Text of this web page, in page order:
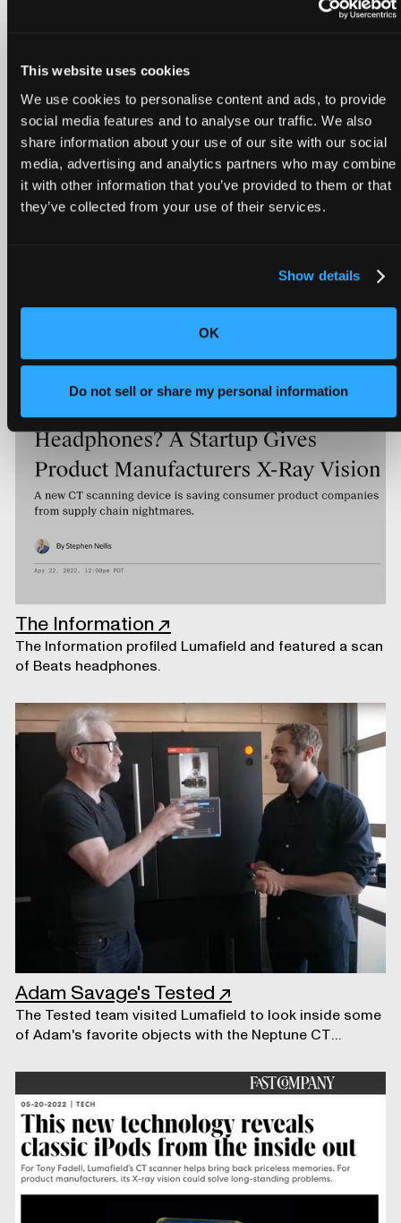
This website uses cookies
We use cookies to personalise content and ads, to provide
social media features and to analyse our traffic. We also
share information about your use of our site with our social
media, advertising and analytics partners who may combine
it with other information that you’ve provided to them or that
they’ve collected from your use of their services.
Show details
OK
Do not sell or share my personal information
Lumafield worked with the FT graphics team to develop
The Information↗
The Information profiled Lumafield and featured a scan
of Beats headphones.
Adam Savage's Tested ↗
The Tested team visited Lumafield to look inside some
of Adam's favorite objects with the Neptune CT